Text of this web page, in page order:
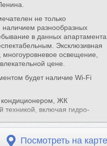
не только
разнообразных
в данных
Эксклюзивная
многоуровневое освещение,
цене.
будет наличие Wi-Fi
кондиционером, ЖК
техникой, включая гидро-
же включены:
Посмотреть на карте